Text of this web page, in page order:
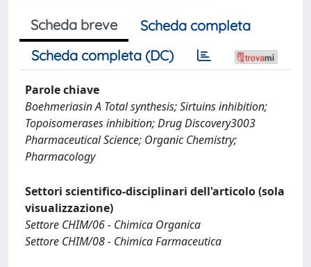
Scheda breve
Scheda completa
Scheda completa (DC)
Parole chiave
Boehmeriasin A Total synthesis; Sirtuins inhibition;
Topoisomerases inhibition; Drug Discovery3003
Pharmaceutical Science; Organic Chemistry;
Pharmacology
Settori scientifico-disciplinari dell'articolo (sola
visualizzazione)
Settore CHIM/06 - Chimica Organica
Settore CHIM/08 - Chimica Farmaceutica